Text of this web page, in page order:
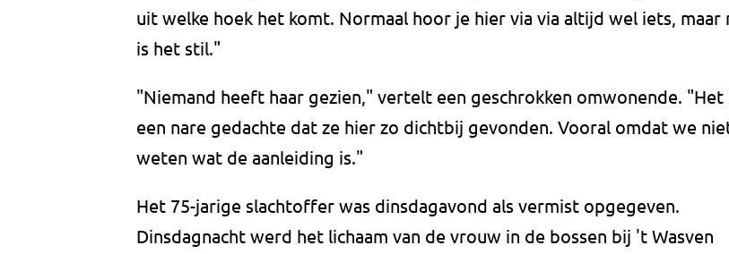
uit welke hoek het komt. Normaal hoor je hier via via altijd wel iets, maar
is het stil."
"Niemand heeft haar gezien," vertelt een geschrokken omwonende. "Het
een nare gedachte dat ze hier zo dichtbij gevonden. Vooral omdat we
weten wat de aanleiding is."
Het 75-jarige slachtoffer was dinsdagavond als vermist opgegeven.
Dinsdagnacht werd het lichaam van de vrouw in de bossen bij 't Wasven